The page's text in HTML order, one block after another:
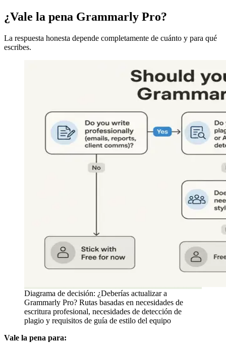
¿Vale la pena Grammarly Pro?
La respuesta honesta depende completamente de cuánto y para qué
escribes.
Diagrama de decisión: ¿Deberías actualizar a
Grammarly Pro? Rutas basadas en necesidades de
escritura profesional, necesidades de detección de
plagio y requisitos de guía de estilo del equipo
Vale la pena para: